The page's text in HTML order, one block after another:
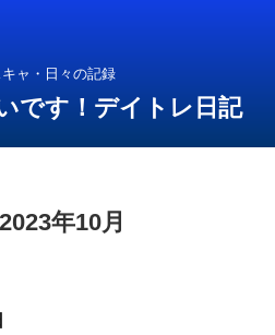
ャ・日々の記録
です！デイトレ日記
年10月